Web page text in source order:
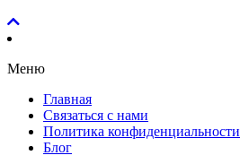
Меню
Главная
Связаться с нами
Политика конфиденциальности
Блог